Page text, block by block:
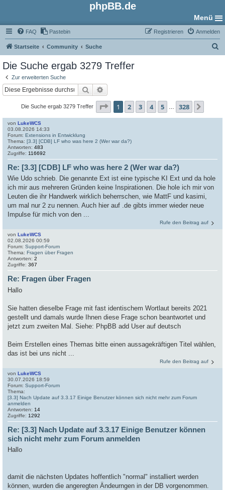
phpBB.de
Menü
FAQ Pastebin Anmelden
Registrieren
Startseite Community Suche
Die Suche ergab 3279 Treffer
Zur erweiterten Suche
Suche
Die Suche ergab 3279 Treffer Seite 1von 328
1 2 3 4 5 328
von LukeWCS
03.08.2026 14:33
Forum: Extensions in Entwicklung
Thema: [3.3] [CDB] LF who was here 2 (Wer war da?)
Antworten: 483
Zugriffe: 116692
Re: [3.3] [CDB] LF who was here 2 (Wer war da?)
Wie Udo schrieb. Die genannte Ext ist eine typische KI Ext und da hole
ich mir aus mehreren Gründen keine Inspirationen. Die hole ich mir von
Leuten die ihr Handwerk wirklich beherrschen, wie MattF und kasimi,
um mal nur 2 zu nennen. Auch hier auf .de gibts immer wieder neue
Impulse für mich von den ...
Rufe den Beitrag auf
von LukeWCS
02.08.2026 00:59
Forum: Support-Forum
Thema: Fragen über Fragen
Antworten: 2
Zugriffe: 367
Re: Fragen über Fragen
Hallo
Sie hatten dieselbe Frage mit fast identischem Wortlaut bereits 2021
gestellt und damals wurde Ihnen diese Frage schon beantwortet und
jetzt zum zweiten Mal. Siehe: PhpBB add User auf deutsch
Beim Erstellen eines Themas bitte einen aussagekräftigen Titel wählen,
das ist bei uns nicht ...
Rufe den Beitrag auf
von LukeWCS
30.07.2026 18:59
Forum: Support-Forum
Thema:
[3.3] Nach Update auf 3.3.17 Einige Benutzer können sich nicht mehr zum Forum
anmelden
Antworten: 14
Zugriffe: 1292
Re: [3.3] Nach Update auf 3.3.17 Einige Benutzer können
sich nicht mehr zum Forum anmelden
Hallo
damit die nächsten Updates hoffentlich "normal" installiert werden
können, wurden die angeregten Ändeurngen in der DB vorgenommen.